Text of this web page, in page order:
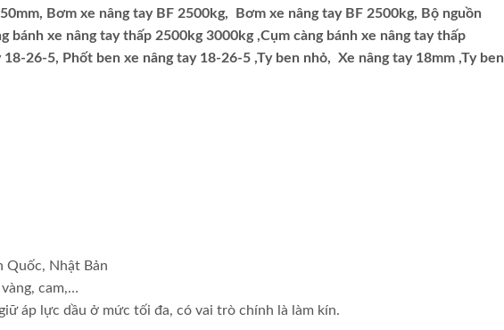
Bơm xe nâng tay BF 2500kg, Bơm xe nâng tay BF 2500kg, Bộ nguồn
bánh xe nâng tay thấp 2500kg 3000kg ,Cụm càng bánh xe nâng tay thấp
26-5, Phốt ben xe nâng tay 18-26-5 ,Ty ben nhỏ, Xe nâng tay 18mm ,Ty ben
Quốc, Nhật Bản
cam,…
áp lực dầu ở mức tối đa, có vai trò chính là làm kín.